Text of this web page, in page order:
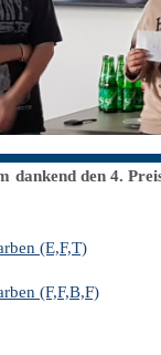
dankend den 4.
(E,F,T)
(F,F,B,F)